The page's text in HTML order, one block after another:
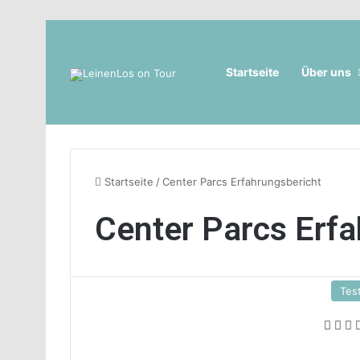
Startseite Über uns
Startseite /Center Parcs Erfahrungsbericht
Center Parcs